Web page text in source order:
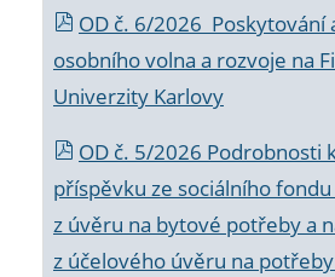
OD č. 6/2026 Poskytování
osobního volna a rozvoje na
Univerzity Karlovy
OD č. 5/2026 Podrobnosti
příspěvku ze sociálního
z úvěru na bytové potřeby a
z účelového úvěru na